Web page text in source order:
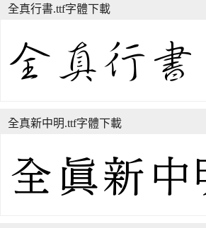
全真行書.ttf字體下載
全真新中明.ttf字體下載